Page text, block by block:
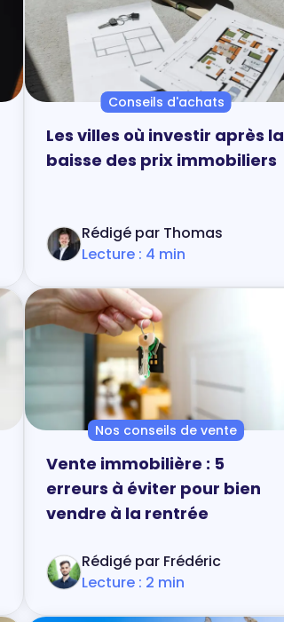
Conseils d'achats
Les villes où investir après la
baisse des prix immobiliers
Rédigé par Thomas
Lecture : 4 min
Nos conseils de vente
Vente immobilière : 5
erreurs à éviter pour bien
vendre à la rentrée
Rédigé par Frédéric
Lecture : 2 min